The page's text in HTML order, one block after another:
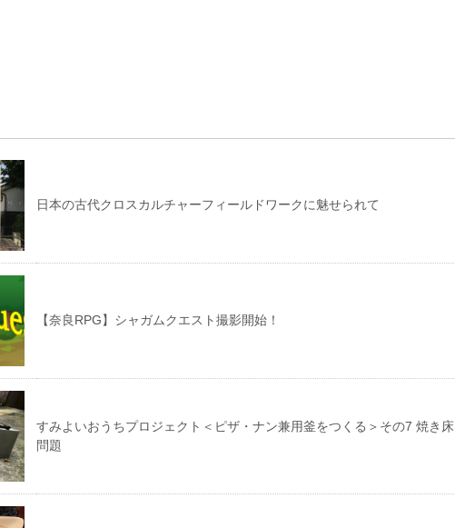
日本の古代クロスカルチャーフィールドワークに魅せられて
【奈良RPG】シャガムクエスト撮影開始！
すみよいおうちプロジェクト＜ピザ・ナン兼用釜をつくる＞その7 焼き床
問題